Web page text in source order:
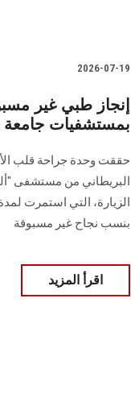
2026-07-19
بمستشفيات جامعة
حققت وحدة جراحة قلب
الزيارة، التي استمرت
بنسب نجاح غير مسبوقة
اقرأ المزيد